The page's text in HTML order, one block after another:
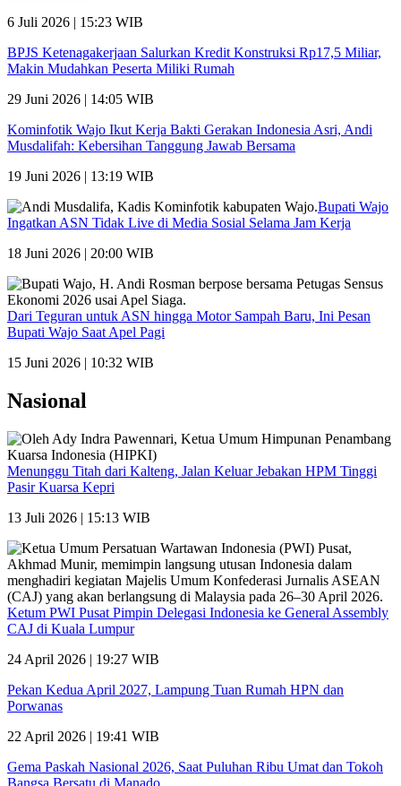
6 Juli 2026 | 15:23 WIB
BPJS Ketenagakerjaan Salurkan Kredit Konstruksi Rp17,5 Miliar,
Makin Mudahkan Peserta Miliki Rumah
29 Juni 2026 | 14:05 WIB
Kominfotik Wajo Ikut Kerja Bakti Gerakan Indonesia Asri, Andi
Musdalifah: Kebersihan Tanggung Jawab Bersama
19 Juni 2026 | 13:19 WIB
Bupati Wajo
Ingatkan ASN Tidak Live di Media Sosial Selama Jam Kerja
18 Juni 2026 | 20:00 WIB
Dari Teguran untuk ASN hingga Motor Sampah Baru, Ini Pesan
Bupati Wajo Saat Apel Pagi
15 Juni 2026 | 10:32 WIB
Nasional
Menunggu Titah dari Kalteng, Jalan Keluar Jebakan HPM Tinggi
Pasir Kuarsa Kepri
13 Juli 2026 | 15:13 WIB
Ketum PWI Pusat Pimpin Delegasi Indonesia ke General Assembly
CAJ di Kuala Lumpur
24 April 2026 | 19:27 WIB
Pekan Kedua April 2027, Lampung Tuan Rumah HPN dan
Porwanas
22 April 2026 | 19:41 WIB
Gema Paskah Nasional 2026, Saat Puluhan Ribu Umat dan Tokoh
Bangsa Bersatu di Manado